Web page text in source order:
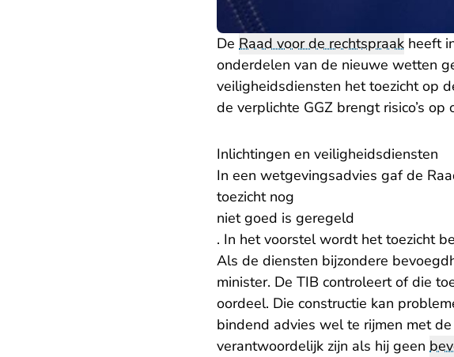
De Raad voor de rechtspraak heeft
onderdelen van de nieuwe wetten
veiligheidsdiensten het toezicht op
de verplichte GGZ brengt risico’s
Inlichtingen en veiligheidsdiensten
In een wetgevingsadvies gaf de
toezicht nog
niet goed is geregeld
. In het voorstel wordt het toezicht
Als de diensten bijzondere
minister. De TIB controleert of die
oordeel. Die constructie kan
bindend advies wel te rijmen met
verantwoordelijk zijn als hij geen